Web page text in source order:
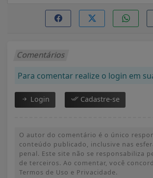
Comentários
Para comentar realize o login em
Login Cadastre-se
O autor do comentário é o único
conteúdo publicado, inclusive nas
penal. Este site não se responsabiliza
de terceiros. Ao comentar, você
Termos de Uso e Privacidade.